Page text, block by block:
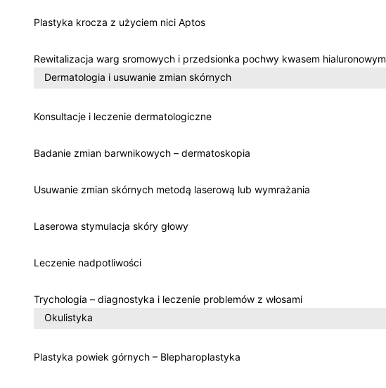
Plastyka krocza z użyciem nici Aptos
Rewitalizacja warg sromowych i przedsionka pochwy kwasem hialuronowym
Dermatologia i usuwanie zmian skórnych
Konsultacje i leczenie dermatologiczne
Badanie zmian barwnikowych – dermatoskopia
Usuwanie zmian skórnych metodą laserową lub wymrażania
Laserowa stymulacja skóry głowy
Leczenie nadpotliwości
Trychologia – diagnostyka i leczenie problemów z włosami
Okulistyka
Plastyka powiek górnych – Blepharoplastyka